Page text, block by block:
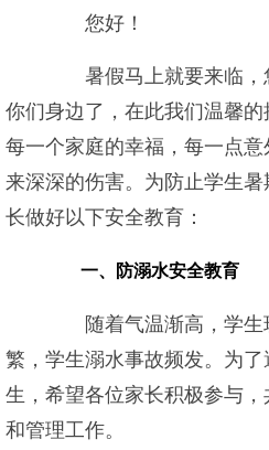
您好！
暑假马上就要来临，
你们身边了，在此我们温馨
每一个家庭的幸福，每一点
来深深的伤害。为防止学生
长做好以下安全教育：
一、防溺水安全教育
随着气温渐高，学生
繁，学生溺水事故频发。为
生，希望各位家长积极参与
和管理工作。